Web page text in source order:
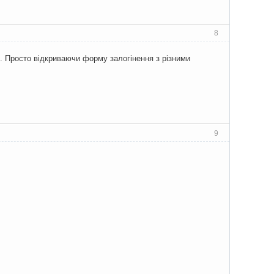
8
відкриваючи форму залогінення з різними
9